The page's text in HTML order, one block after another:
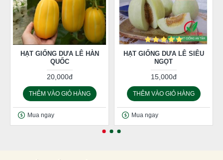
HẠT GIỐNG DƯA LÊ HÀN
QUỐC
20,000đ
THÊM VÀO GIỎ HÀNG
Mua ngay
HẠT GIỐNG DƯA LÊ SIÊU
NGỌT
15,000đ
THÊM VÀO GIỎ HÀNG
Mua ngay